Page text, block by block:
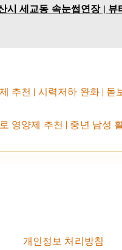
시 세교동 속눈썹연장 | 뷰
추천 | 시력저하 완화 | 돋
영양제 추천 | 중년 남성
개인정보 처리방침